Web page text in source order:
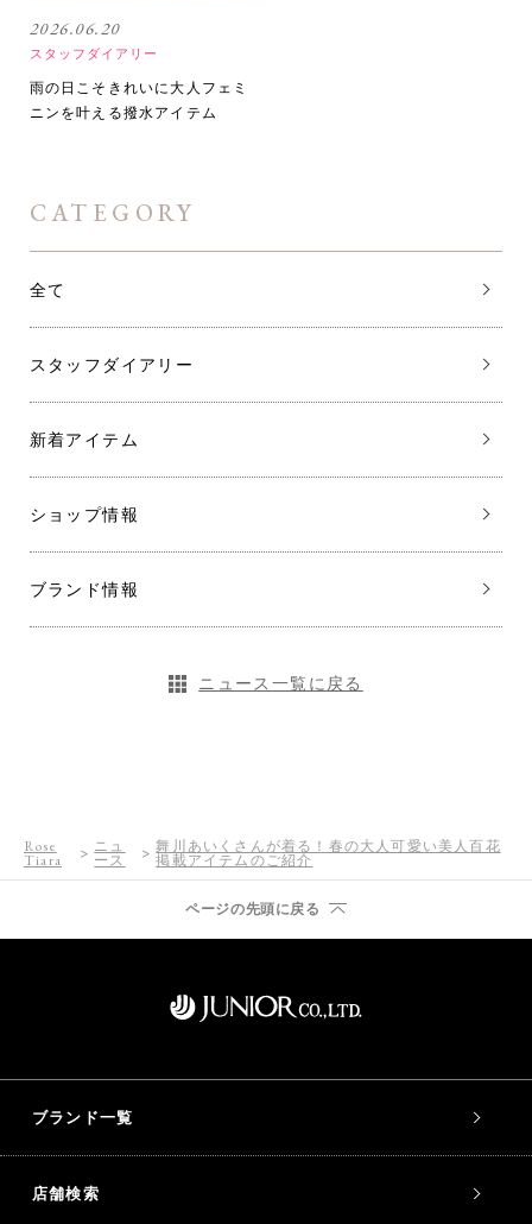
2026.06.20
スタッフダイアリー
雨の日こそきれいに大人フェミ
ニンを叶える撥水アイテム
CATEGORY
全て
スタッフダイアリー
新着アイテム
ショップ情報
ブランド情報
ニュース一覧に戻る
Rose
Tiara
ニュ
ース
舞川あいくさんが着る！春の大人可愛い美人百花
掲載アイテムのご紹介
ページの先頭に戻る
ブランド一覧
店舗検索